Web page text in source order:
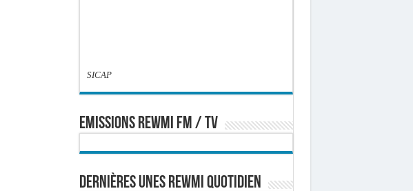
SICAP
EMISSIONS REWMI FM / TV
Dernières Unes Rewmi Quotidien